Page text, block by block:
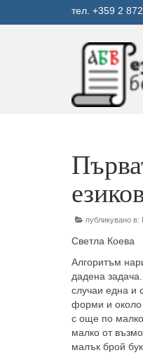
тел. +359 2
публикувано в:
Светла Коева
Алгоритъм
дадена
случаи една и
форми и около
с още по
малко от
малък брой